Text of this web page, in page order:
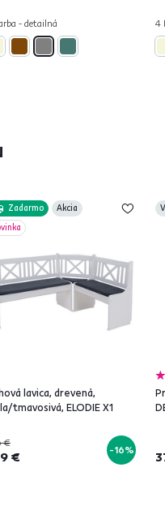
- detailná 4
Zadarmo
Akcia
lavica, drevená,
tmavosivá, ELODIE X1
€
€ -16%